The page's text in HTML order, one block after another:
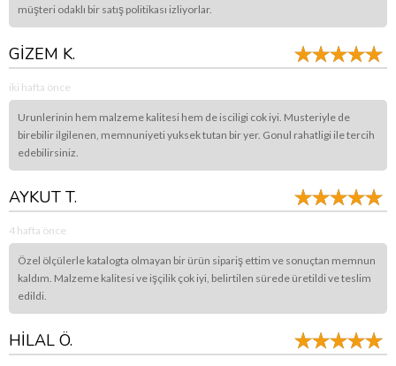
müşteri odaklı bir satış politikası izliyorlar.
GİZEM K.
iki hafta önce
Urunlerinin hem malzeme kalitesi hem de isciligi cok iyi. Musteriyle de
birebilir ilgilenen, memnuniyeti yuksek tutan bir yer. Gonul rahatligi ile tercih
edebilirsiniz.
AYKUT T.
4 hafta önce
Özel ölçülerle katalogta olmayan bir ürün sipariş ettim ve sonuçtan memnun
kaldım. Malzeme kalitesi ve işçilik çok iyi, belirtilen sürede üretildi ve teslim
edildi.
HİLAL Ö.